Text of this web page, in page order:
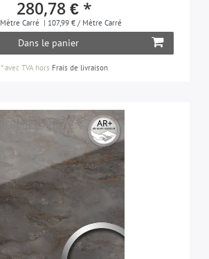
280,78 € *
Mètre Carré | 107,99 € / Mètre Carré
Dans le panier
*avec TVAhors Frais de livraison